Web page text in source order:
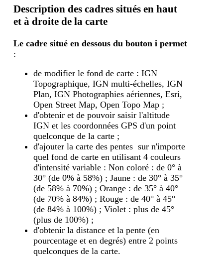
Description des cadres situés en haut
et à droite de la carte
Le cadre situé en dessous du bouton ipermet
:
de modifier le fond de carte : IGN
Topographique, IGN multi-échelles, IGN
Plan, IGN Photographies aériennes, Esri,
Open Street Map, Open Topo Map ;
d'obtenir et de pouvoir saisir l'altitude
IGN et les coordonnées GPS d'un point
quelconque de la carte ;
d'ajouter la carte des pentes sur n'importe
quel fond de carte en utilisant 4 couleurs
d'intensité variable : Non coloré : de 0° à
30° (de 0% à 58%) ; Jaune : de 30° à 35°
(de 58% à 70%) ; Orange : de 35° à 40°
(de 70% à 84%) ; Rouge : de 40° à 45°
(de 84% à 100%) ; Violet : plus de 45°
(plus de 100%) ;
d'obtenir la distance et la pente (en
pourcentage et en degrés) entre 2 points
quelconques de la carte.